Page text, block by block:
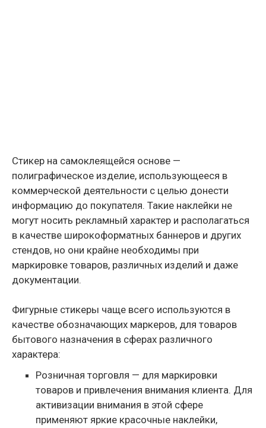
Стикер на самоклеящейся основе —
полиграфическое изделие, использующееся в
коммерческой деятельности с целью донести
информацию до покупателя. Такие наклейки не
могут носить рекламный характер и располагаться
в качестве широкоформатных баннеров и других
стендов, но они крайне необходимы при
маркировке товаров, различных изделий и даже
документации.
Фигурные стикеры чаще всего используются в
качестве обозначающих маркеров, для товаров
бытового назначения в сферах различного
характера:
Розничная торговля — для маркировки
товаров и привлечения внимания клиента. Для
активизации внимания в этой сфере
применяют яркие красочные наклейки,